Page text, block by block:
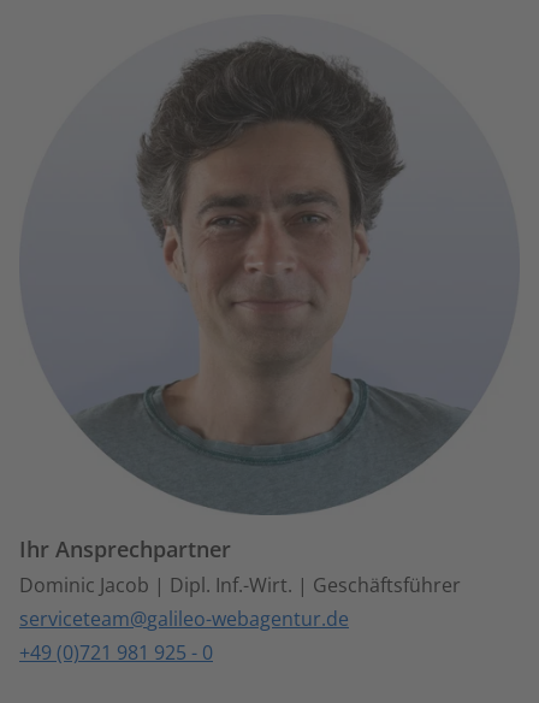
Ihr Ansprechpartner
Dominic Jacob | Dipl. Inf.-Wirt. | Geschäftsführer
serviceteam
galileo-webagentur.de
+49 (0)721 981 925 - 0